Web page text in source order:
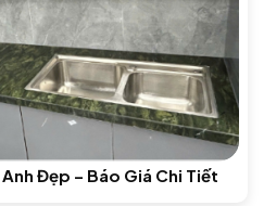
Đẹp – Báo Giá Chi Tiết